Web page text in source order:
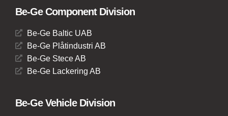
Be-Ge Component Division
Be-Ge Baltic UAB
Be-Ge Plåtindustri AB
Be-Ge Stece AB
Be-Ge Lackering AB
Be-Ge Vehicle Division